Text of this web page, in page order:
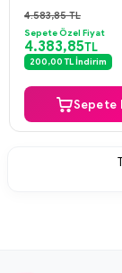
Güvenli Ödeme
Aynı Gün Kargo
4.583,85 TL
Sepete Özel Fiyat
4.383,85TL
200,00 TL İndirim
Sepete